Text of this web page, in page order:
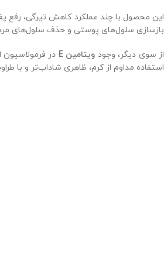
این محصول با چند عملکرد کاهش تیرگی،
بازسازی سلول‌های پوستی و حذف سلول‌های
از سوی دیگر، وجود ویتامین E
در
استفاده مداوم از کرم، ظاهری شاداب‌تر و با